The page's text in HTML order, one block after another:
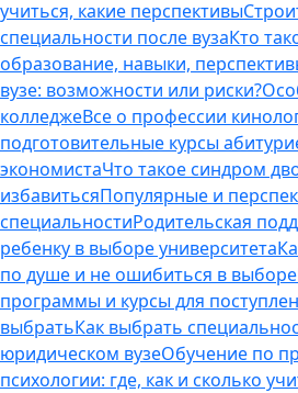
учиться, какие перспективы
специальности после вузаКто
образование, навыки,
вузе: возможности или риски?
колледжеВсе о профессии
подготовительные курсы
экономистаЧто такое синдром
избавитьсяПопулярные и
специальностиРодительская
ребенку в выборе университета
по душе и не ошибиться в выборе
программы и курсы для
выбратьКак выбрать
юридическом вузеОбучение по
психологии: где, как и сколько